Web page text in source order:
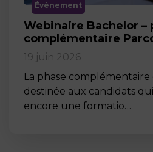
Événement
Webinaire Bachelor –
complémentaire
19 juin 2026
La phase
destinée aux candidats
encore une formatio…